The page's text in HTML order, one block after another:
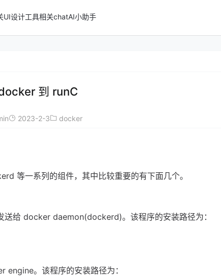
UI设计工具相关chatAI小助手
到 runC
2023-2-3 docker
等一系列的组件，其中比较重要的有下面几个。
给 docker daemon(dockerd)。该程序的安装路径为：
。该程序的安装路径为：